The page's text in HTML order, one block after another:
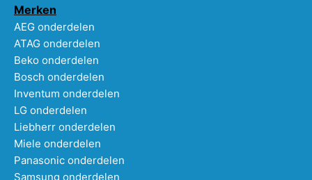
Merken
AEG onderdelen
ATAG onderdelen
Beko onderdelen
Bosch onderdelen
Inventum onderdelen
LG onderdelen
Liebherr onderdelen
Miele onderdelen
Panasonic onderdelen
Samsung onderdelen